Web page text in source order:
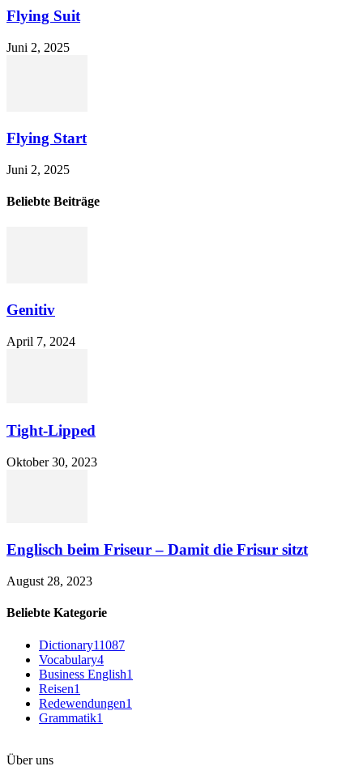
Flying Suit
Juni 2, 2025
Flying Start
Juni 2, 2025
Beliebte Beiträge
Genitiv
April 7, 2024
Tight-Lipped
Oktober 30, 2023
Englisch beim Friseur – Damit die Frisur sitzt
August 28, 2023
Beliebte Kategorie
Dictionary11087
Vocabulary4
Business English1
Reisen1
Redewendungen1
Grammatik1
Über uns